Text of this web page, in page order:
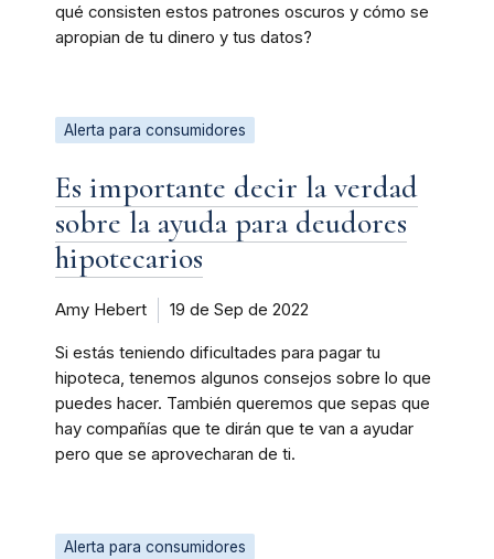
qué consisten estos patrones oscuros y cómo se
apropian de tu dinero y tus datos?
Alerta para consumidores
Es importante decir la verdad
sobre la ayuda para deudores
hipotecarios
Amy Hebert 19 de Sep de 2022
Si estás teniendo dificultades para pagar tu
hipoteca, tenemos algunos consejos sobre lo que
puedes hacer. También queremos que sepas que
hay compañías que te dirán que te van a ayudar
pero que se aprovecharan de ti.
Alerta para consumidores